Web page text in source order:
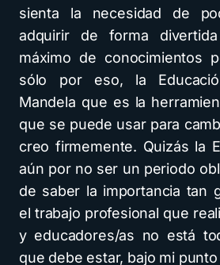
sienta la necesidad de
adquirir de forma
máximo de conocimientos
sólo por eso, la
Mandela que es la
que se puede usar para
creo firmemente. Quizás la
aún por no ser un periodo
de saber la importancia tan
el trabajo profesional que
y educadores/as no está
que debe estar, bajo mi